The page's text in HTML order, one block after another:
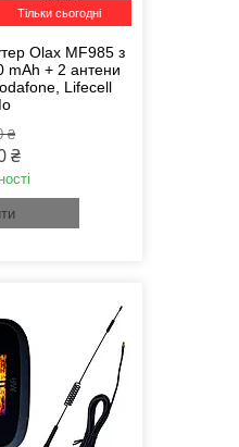
Тільки сьогодні
Olax MF985 з
mAh + 2 антени
Lifecell
₴
₴